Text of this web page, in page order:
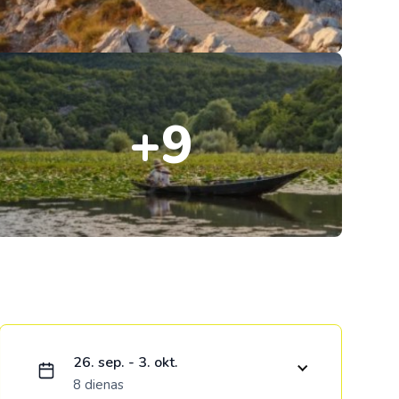
Kolumbija
Kostarika
Kuba
Meksika
Panama
+9
Ielādējam piedāvājumu...
26. sep. - 3. okt.
8 dienas